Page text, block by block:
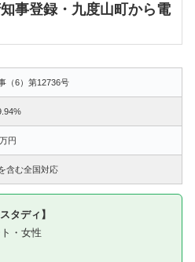
事登録・九度山町から電
（6）第12736号
円
含む全国対応
タディ】
・女性